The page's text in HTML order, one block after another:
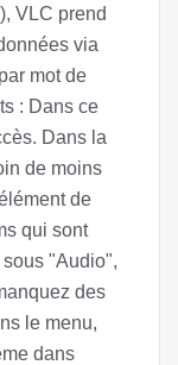
VLC prend
via
mot de
: Dans ce
Dans la
de moins
de
qui sont
"Audio",
des
le menu,
dans